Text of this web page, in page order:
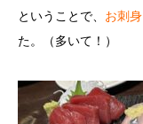
ということで、 お刺身
た。（多いて！）